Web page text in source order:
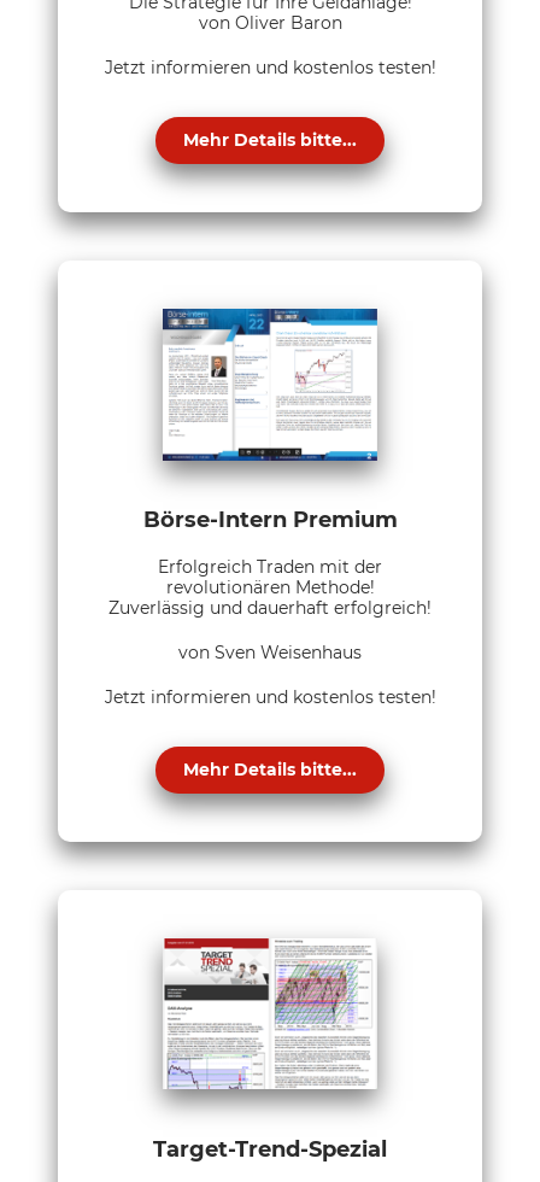
von Oliver Baron
Jetzt informieren und kostenlos testen!
Mehr Details bitte...
Börse-Intern Premium
Erfolgreich Traden mit der
revolutionären Methode!
Zuverlässig und dauerhaft erfolgreich!
von Sven Weisenhaus
Jetzt informieren und kostenlos testen!
Mehr Details bitte...
Target-Trend-Spezial